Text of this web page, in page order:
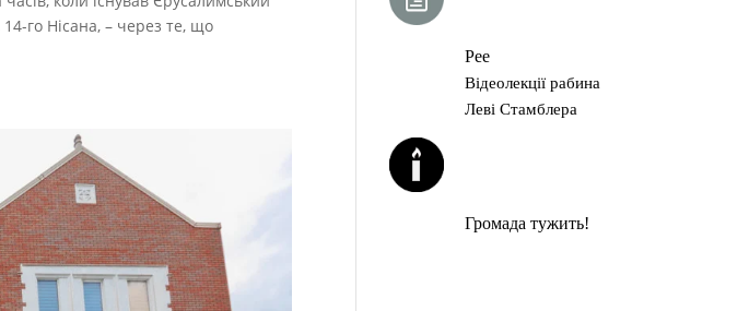
го Нісана, – через те, що
Рее
Відеолекції рабина
Леві Стамблера
Громада тужить!